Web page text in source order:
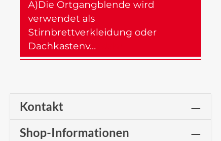
A)Die Ortgangblende wird
verwendet als
Stirnbrettverkleidung oder
Dachkastenv…
Kontakt
Shop-Informationen